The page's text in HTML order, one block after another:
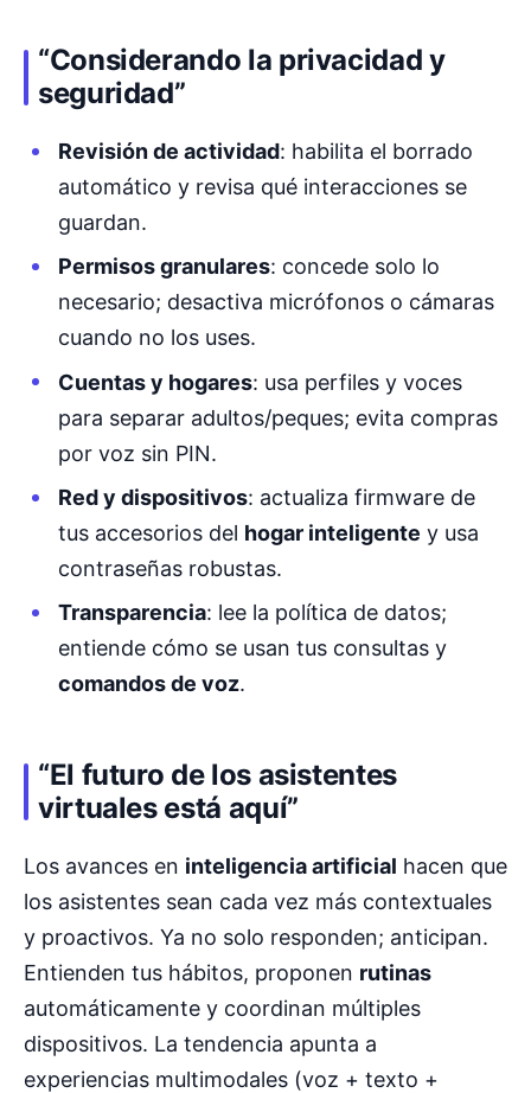
“Considerando la privacidad y
seguridad”
Revisión de actividad: habilita el borrado
automático y revisa qué interacciones se
guardan.
Permisos granulares: concede solo lo
necesario; desactiva micrófonos o cámaras
cuando no los uses.
Cuentas y hogares: usa perfiles y voces
para separar adultos/peques; evita compras
por voz sin PIN.
Red y dispositivos: actualiza firmware de
tus accesorios del hogar inteligente y usa
contraseñas robustas.
Transparencia: lee la política de datos;
entiende cómo se usan tus consultas y
comandos de voz.
“El futuro de los asistentes
virtuales está aquí”
Los avances en inteligencia artificial hacen que
los asistentes sean cada vez más contextuales
y proactivos. Ya no solo responden; anticipan.
Entienden tus hábitos, proponen rutinas
automáticamente y coordinan múltiples
dispositivos. La tendencia apunta a
experiencias multimodales (voz + texto +